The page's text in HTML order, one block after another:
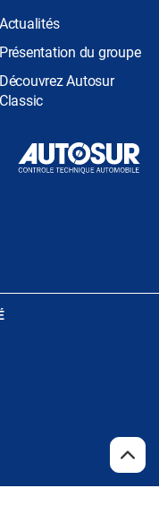
EN
Actualités
Présentation du groupe
Découvrez Autosur
Classic
(OUVRE